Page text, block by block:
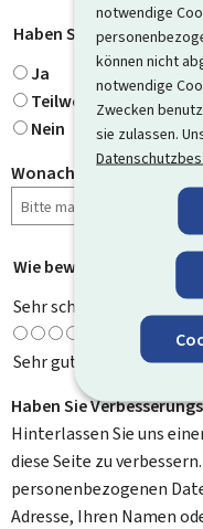
notwendige
können nicht
notwendige
Zwecken
sie zulassen.
Haben Sie gefunden,
Ja
Teilweise
Nein
Wonach haben Sie
Wie bewerten Sie diese
Sehr schlecht
Sehr gut
Haben Sie
Hinterlassen Sie uns
diese Seite zu
personenbezogenen
Adresse, Ihren Namen